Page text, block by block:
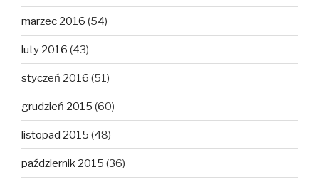
marzec 2016 (54)
luty 2016 (43)
styczeń 2016 (51)
grudzień 2015 (60)
listopad 2015 (48)
październik 2015 (36)